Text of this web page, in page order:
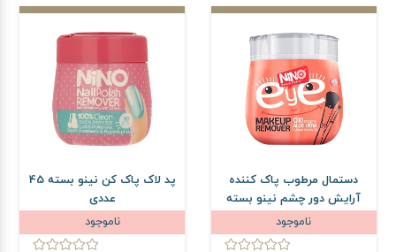
دستمال مرطوب پاک کننده
آرایش دور چشم نینو بسته
45 عددی
ناموجود
پد لاک پاک کن نینو بسته 45
عددی
ناموجود